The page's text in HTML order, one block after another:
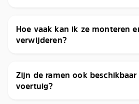
Hoe vaak kan ik ze monteren
verwijderen?
Zijn de ramen ook
voertuig?